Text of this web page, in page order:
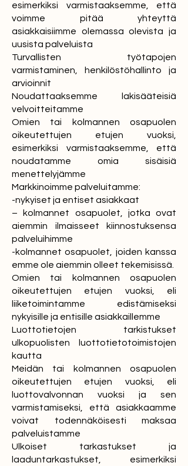
esimerkiksi varmistaaksemme, että
voimme pitää yhteyttä
asiakkaisiimme olemassa olevista ja
uusista palveluista
Turvallisten työtapojen
varmistaminen, henkilöstöhallinto ja
arvioinnit
Noudattaaksemme lakisääteisiä
velvoitteitamme
Omien tai kolmannen osapuolen
oikeutettujen etujen vuoksi,
esimerkiksi varmistaaksemme, että
noudatamme omia sisäisiä
menettelyjämme
Markkinoimme palveluitamme:
-nykyiset ja entiset asiakkaat
– kolmannet osapuolet, jotka ovat
aiemmin ilmaisseet kiinnostuksensa
palveluihimme
-kolmannet osapuolet, joiden kanssa
emme ole aiemmin olleet tekemisissä.
Omien tai kolmannen osapuolen
oikeutettujen etujen vuoksi, eli
liiketoimintamme edistämiseksi
nykyisille ja entisille asiakkaillemme
Luottotietojen tarkistukset
ulkopuolisten luottotietotoimistojen
kautta
Meidän tai kolmannen osapuolen
oikeutettujen etujen vuoksi, eli
luottovalvonnan vuoksi ja sen
varmistamiseksi, että asiakkaamme
voivat todennäköisesti maksaa
palveluistamme
Ulkoiset tarkastukset ja
laaduntarkastukset, esimerkiksi